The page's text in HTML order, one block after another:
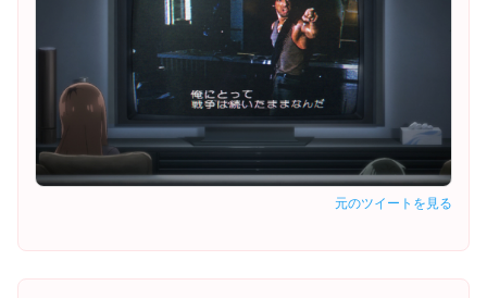
元のツイートを見る